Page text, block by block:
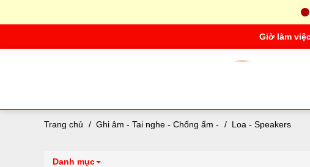
Giờ làm
Trang chủ / Ghi âm - Tai nghe - Chống ẩm - / Loa - Speakers
Danh mục